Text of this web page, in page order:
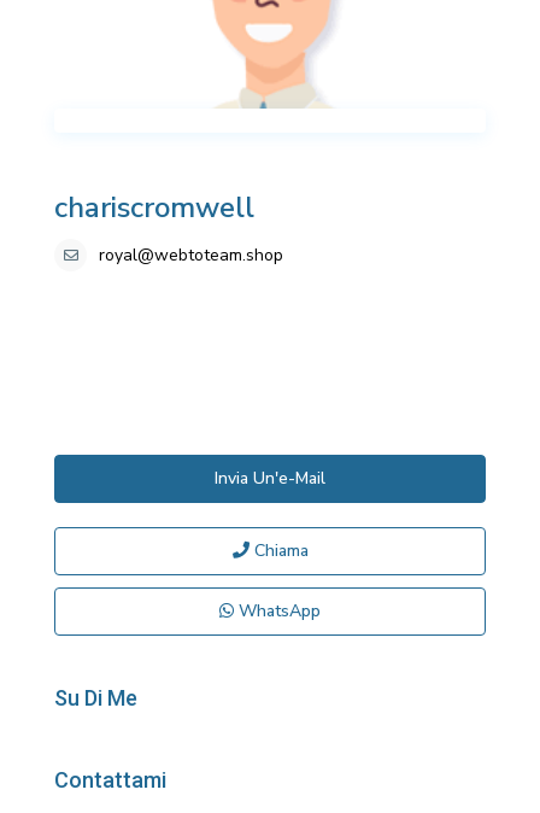
chariscromwell
royal@webtoteam.shop
Invia Un'e-Mail
Chiama
WhatsApp
Su Di Me
Contattami